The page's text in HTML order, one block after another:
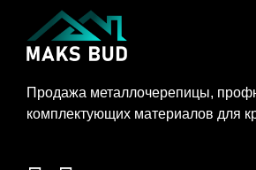
Продажа металлочерепицы,
комплектующих материалов для